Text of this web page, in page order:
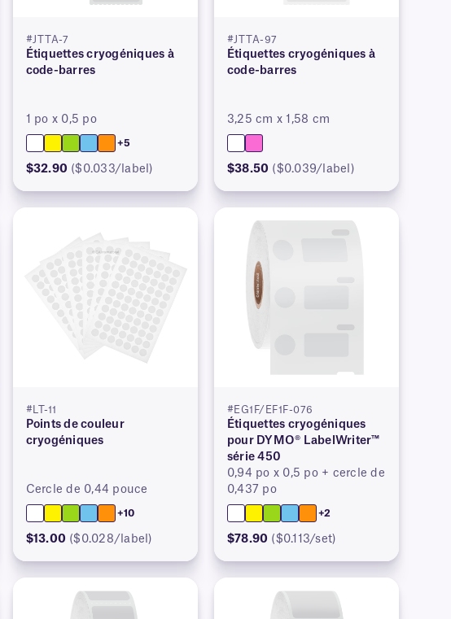
#JTTA-7
Étiquettes cryogéniques à
code-barres
1 po x 0,5 po
+5
$32.90 ($0.033/label)
#JTTA-97
Étiquettes cryogéniques à
code-barres
3,25 cm x 1,58 cm
$38.50 ($0.039/label)
#LT-11
Points de couleur
cryogéniques
Cercle de 0,44 pouce
+10
$13.00 ($0.028/label)
#EG1F/EF1F-076
Étiquettes cryogéniques
pour DYMO® LabelWriter™
série 450
0,94 po x 0,5 po + cercle de
0,437 po
+2
$78.90 ($0.113/set)